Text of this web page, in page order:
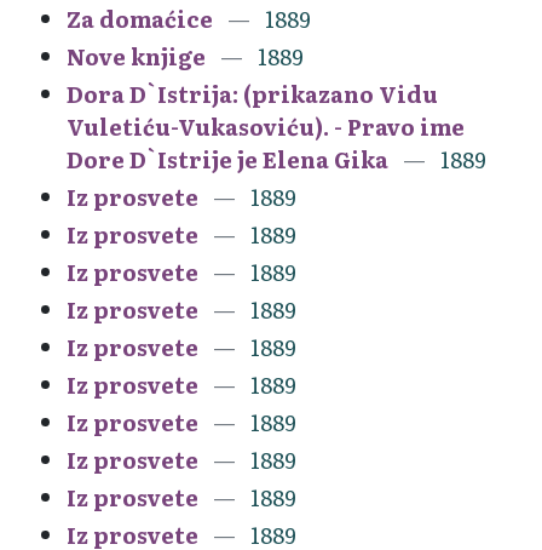
Za domaćice
1889
Nove knjige
1889
Dora D`Istrija: (prikazano Vidu
Vuletiću-Vukasoviću). - Pravo ime
Dore D`Istrije je Elena Gika
1889
Iz prosvete
1889
Iz prosvete
1889
Iz prosvete
1889
Iz prosvete
1889
Iz prosvete
1889
Iz prosvete
1889
Iz prosvete
1889
Iz prosvete
1889
Iz prosvete
1889
Iz prosvete
1889